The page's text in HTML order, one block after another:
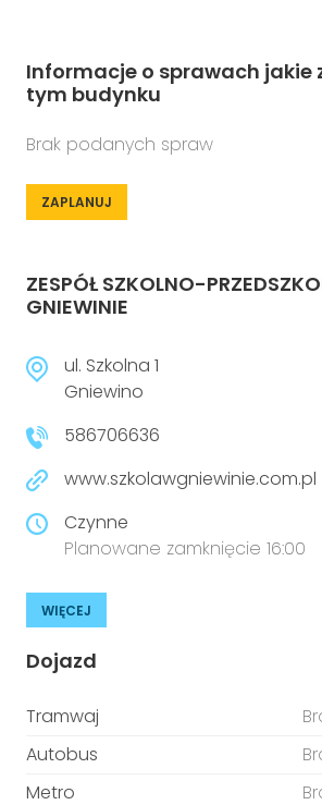
Informacje o sprawach jakie
tym budynku
Brak podanych spraw
ZAPLANUJ
ZESPÓŁ SZKOLNO-
GNIEWINIE
ul. Szkolna 1
Gniewino
586706636
www.szkolawgniewinie.com.pl
Czynne
Planowane zamknięcie 16:00
WIĘCEJ
Dojazd
Tramwaj
Autobus
Metro